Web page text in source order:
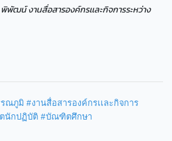
พัฒน์ งานสื่อสารองค์กรเเละกิจการระหว่าง
ณภูมิ #งานสื่อสารองค์กรเเละกิจการ
นักปฏิบัติ #บัณฑิตศึกษา